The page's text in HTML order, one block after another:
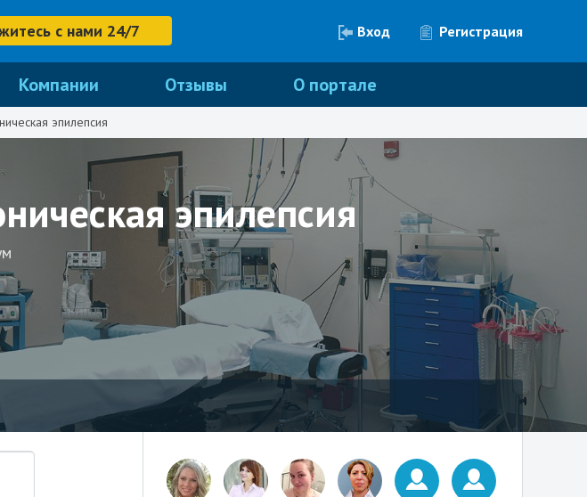
Регистрация
Вход
с нами 24/7
Компании Отзывы О портале
эпилепсия
эпилепсия